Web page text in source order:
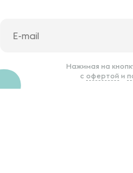
Нажимая на
с офертой и